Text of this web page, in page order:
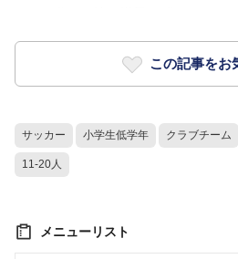
様子、固まりから放たれる時
と分かりやすいかもしれませ
こうなったらいいな～あ！と
ることもお勧めします。
この記事をお
サッカー 小学生低学年 クラブチーム
11-20人
メニューリスト